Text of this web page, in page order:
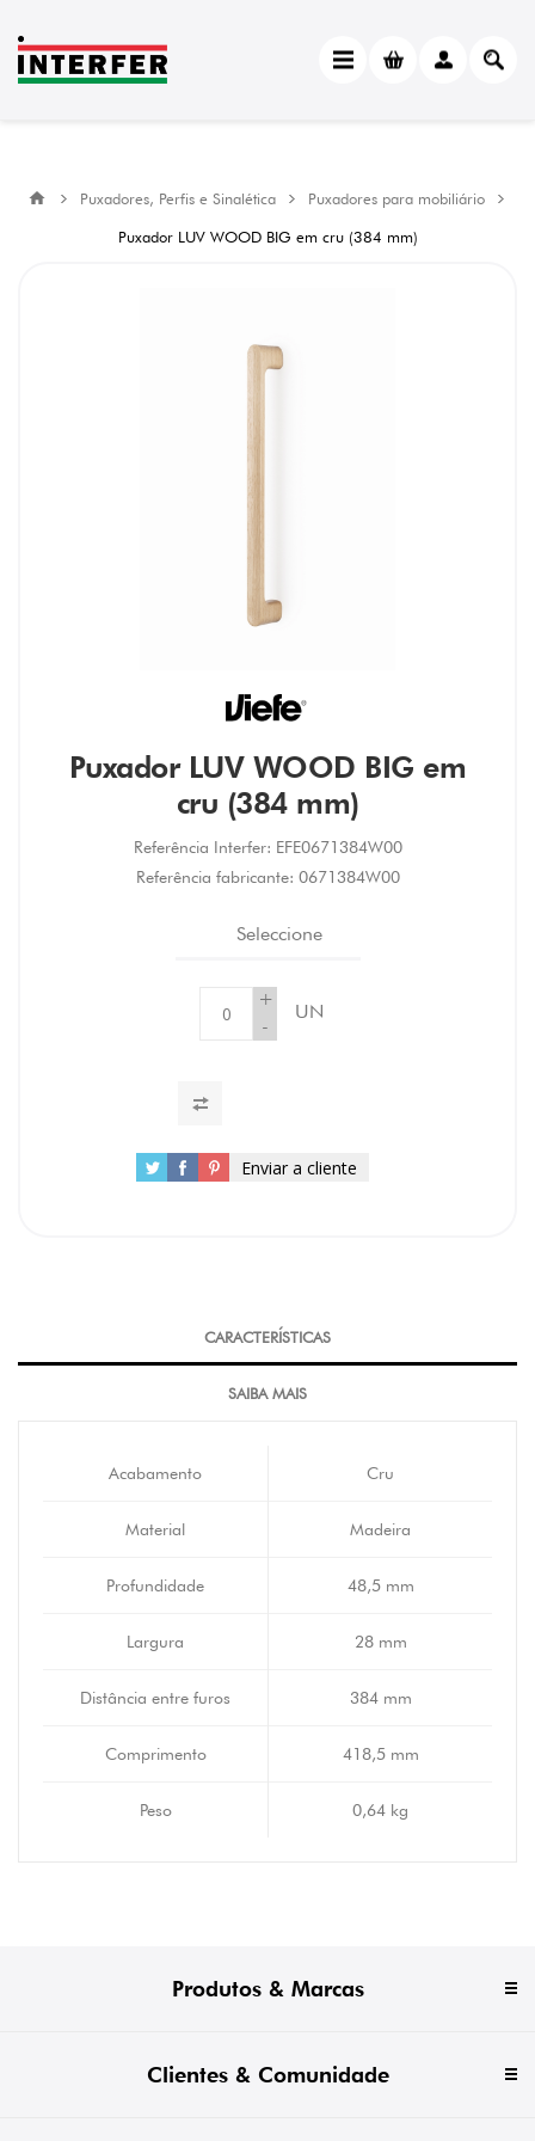
Puxadores, Perfis e Sinalética
Puxadores para mobiliário
Puxador LUV WOOD BIG em cru (384 mm)
Puxador LUV WOOD BIG em
cru (384 mm)
Referência Interfer: EFE0671384W00
Referência fabricante: 0671384W00
Seleccione
+
-
UN
Enviar a cliente
CARACTERÍSTICAS
SAIBA MAIS
Acabamento Cru
Material Madeira
Profundidade 48,5 mm
Largura 28 mm
Distância entre furos 384 mm
Comprimento 418,5 mm
Peso 0,64 kg
Produtos & Marcas
Clientes & Comunidade